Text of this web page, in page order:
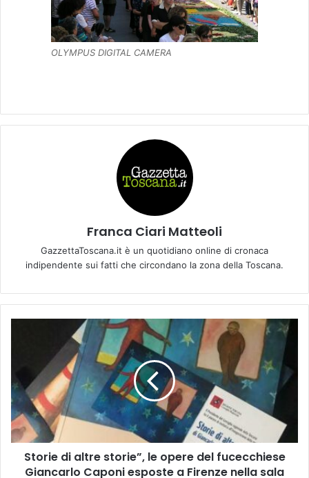
OLYMPUS DIGITAL CAMERA
Franca Ciari Matteoli
GazzettaToscana.it è un quotidiano online di cronaca
indipendente sui fatti che circondano la zona della Toscana.
i
e
d
i
a
Storie di altre storie”, le opere del fucecchiese
Giancarlo Caponi esposte a Firenze nella sala